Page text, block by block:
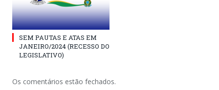
SEM PAUTAS E ATAS EM
JANEIRO/2024 (RECESSO DO
LEGISLATIVO)
Os comentários estão fechados.